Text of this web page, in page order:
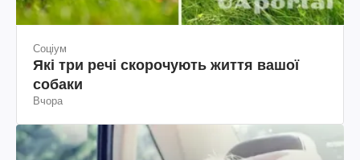
Соціум
Які три речі скорочують життя вашої
собаки
Вчора